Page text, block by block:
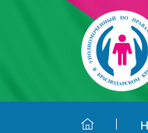
Skip to main content